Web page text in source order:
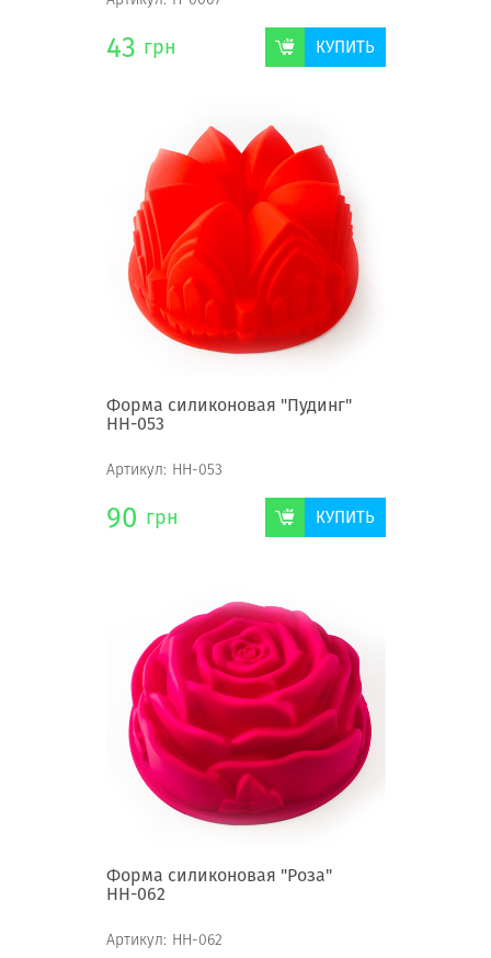
43 грн КУПИТЬ
Форма силиконовая "Пудинг"
НН-053
Артикул: НН-053
90 грн КУПИТЬ
Форма силиконовая "Роза"
НН-062
Артикул: НН-062